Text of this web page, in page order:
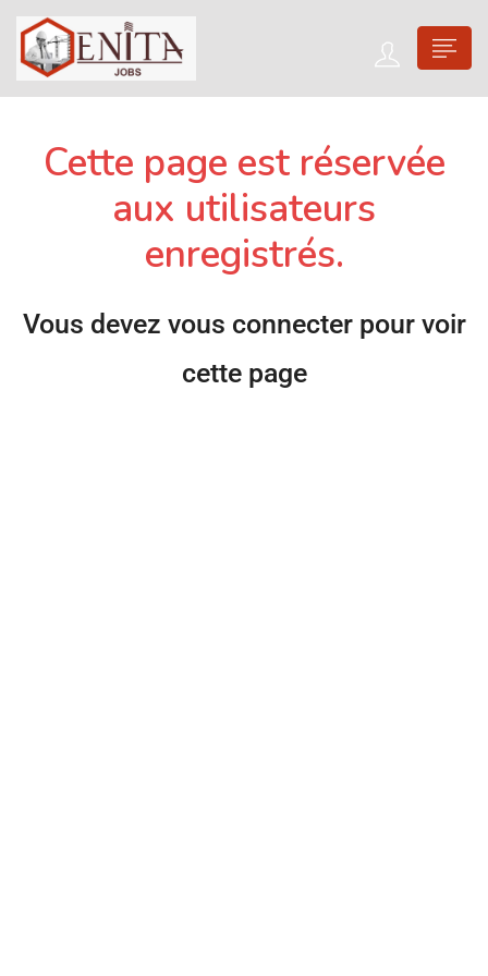
Cette page est réservée
aux utilisateurs
enregistrés.
Vous devez vous connecter pour voir
cette page